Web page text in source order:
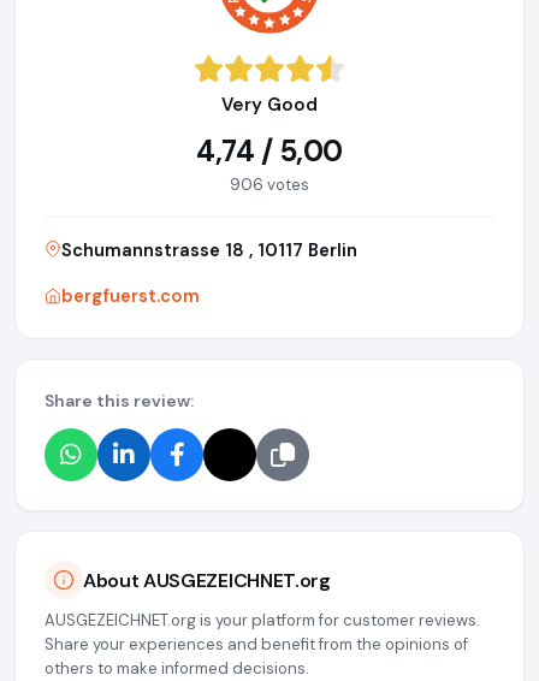
Very Good
4,74 / 5,00
906 votes
Schumannstrasse 18 , 10117 Berlin
bergfuerst.com
Share this review:
About AUSGEZEICHNET.org
AUSGEZEICHNET.org is your platform for customer reviews.
Share your experiences and benefit from the opinions of
others to make informed decisions.